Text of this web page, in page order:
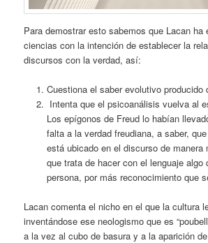
Para demostrar esto sabemos que Lacan ha
ciencias con la intención de establecer la
discursos con la verdad, así:
Cuestiona el saber evolutivo producido
Intenta que el psicoanálisis vuelva al
Los epígonos de Freud lo habían
falta a la verdad freudiana, a saber,
está ubicado en el discurso de manera
que trata de hacer con el lenguaje algo
persona, por más reconocimiento que
Lacan comenta el nicho en el que la cultura
inventándose ese neologismo que es
a la vez al cubo de basura y a la aparición